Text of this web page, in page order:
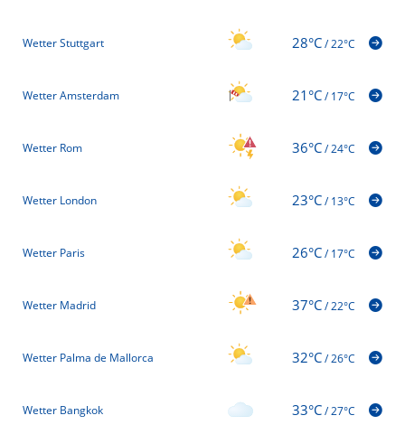
Wetter Stuttgart 28°C/22°C
Wetter Amsterdam 21°C/17°C
Wetter Rom 36°C/24°C
Wetter London 23°C/13°C
Wetter Paris 26°C/17°C
Wetter Madrid 37°C/22°C
Wetter Palma de Mallorca 32°C/26°C
Wetter Bangkok 33°C/27°C